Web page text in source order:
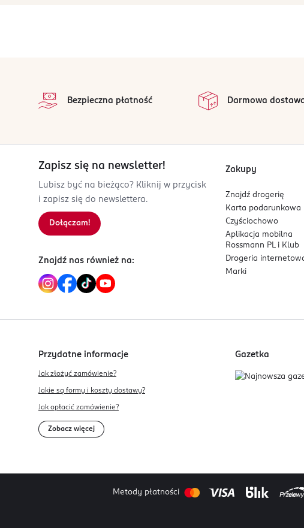
Bezpieczna płatność Darmowa
Zapisz się na newsletter!
Lubisz być na bieżąco? Kliknij w przycisk
i zapisz się do newslettera.
Dołączam!
Znajdź nas również na:
Zakupy
Znajdź drogerię
Karta podarunkowa
Czyściochowo
Aplikacja mobilna
Rossmann PL i Klub
Drogeria
Marki
Przydatne informacje
Jak złożyć zamówienie?
Jakie są formy i koszty dostawy?
Jak opłacić zamówienie?
Zobacz więcej
Gazetka
Metody płatności